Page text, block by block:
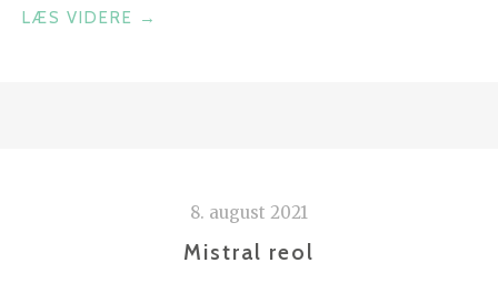
LÆS VIDERE “SPRØJTEMALING”
→
8. august 2021
Mistral reol